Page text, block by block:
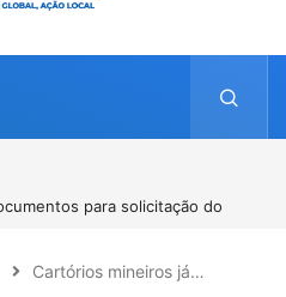
para solicitação do
Cartórios mineiros já…